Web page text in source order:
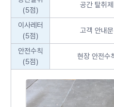
(5점)
공간 탈취
이사레터
(5점)
고객 안내
안전수칙
(5점)
현장 안전수